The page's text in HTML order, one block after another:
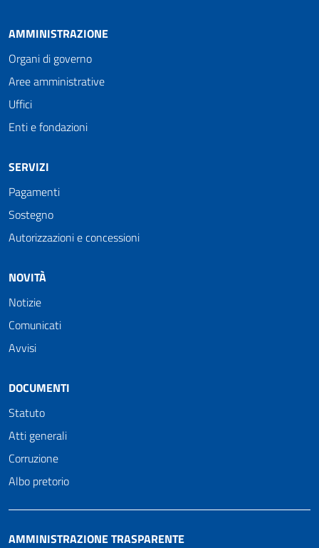
AMMINISTRAZIONE
Organi di governo
Aree amministrative
Uffici
Enti e fondazioni
SERVIZI
Pagamenti
Sostegno
Autorizzazioni e concessioni
NOVITÀ
Notizie
Comunicati
Avvisi
DOCUMENTI
Statuto
Atti generali
Corruzione
Albo pretorio
AMMINISTRAZIONE TRASPARENTE